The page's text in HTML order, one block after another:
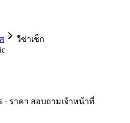
วีซ่าเช็ก
· ราคา สอบถามเจ้าหน้าที่